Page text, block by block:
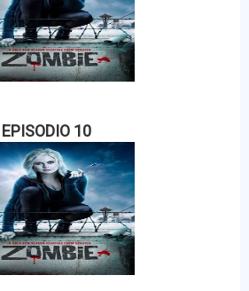
EPISODIO 10